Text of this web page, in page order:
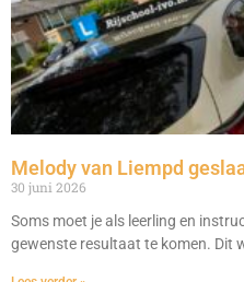
Melody van Liempd
30 juni 2026
Soms moet je als leerling en
gewenste resultaat te komen. Dit